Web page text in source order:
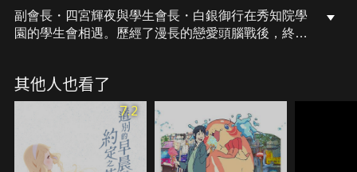
副會長・四宮輝夜與學生會長・白銀御行在秀知院學
園的學生會相遇。歷經了漫長的戀愛頭腦戰後，終於
「渴望變得完美」的白銀，與追求他的「不完美」的
輝夜。這是天才們極其「普通」的戀愛故事。初吻，
其他人也看了
7.2